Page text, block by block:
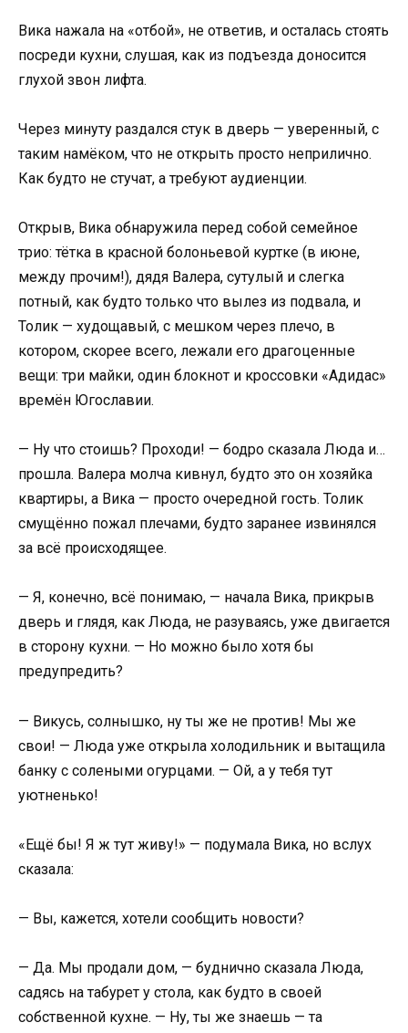
Вика нажала на «отбой», не ответив, и осталась стоять
посреди кухни, слушая, как из подъезда доносится
глухой звон лифта.
Через минуту раздался стук в дверь — уверенный, с
таким намёком, что не открыть просто неприлично.
Как будто не стучат, а требуют аудиенции.
Открыв, Вика обнаружила перед собой семейное
трио: тётка в красной болоньевой куртке (в июне,
между прочим!), дядя Валера, сутулый и слегка
потный, как будто только что вылез из подвала, и
Толик — худощавый, с мешком через плечо, в
котором, скорее всего, лежали его драгоценные
вещи: три майки, один блокнот и кроссовки «Адидас»
времён Югославии.
— Ну что стоишь? Проходи! — бодро сказала Люда и…
прошла. Валера молча кивнул, будто это он хозяйка
квартиры, а Вика — просто очередной гость. Толик
смущённо пожал плечами, будто заранее извинялся
за всё происходящее.
— Я, конечно, всё понимаю, — начала Вика, прикрыв
дверь и глядя, как Люда, не разуваясь, уже двигается
в сторону кухни. — Но можно было хотя бы
предупредить?
— Викусь, солнышко, ну ты же не против! Мы же
свои! — Люда уже открыла холодильник и вытащила
банку с солеными огурцами. — Ой, а у тебя тут
уютненько!
«Ещё бы! Я ж тут живу!» — подумала Вика, но вслух
сказала:
— Вы, кажется, хотели сообщить новости?
— Да. Мы продали дом, — буднично сказала Люда,
садясь на табурет у стола, как будто в своей
собственной кухне. — Ну, ты же знаешь — та